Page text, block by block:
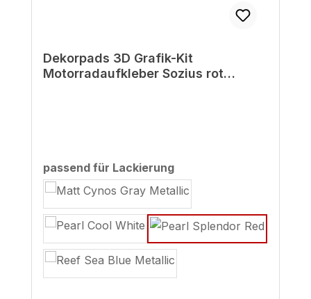
Dekorpads 3D Grafik-Kit
Motorradaufkleber Sozius rot
passend für Lackierungauswählen